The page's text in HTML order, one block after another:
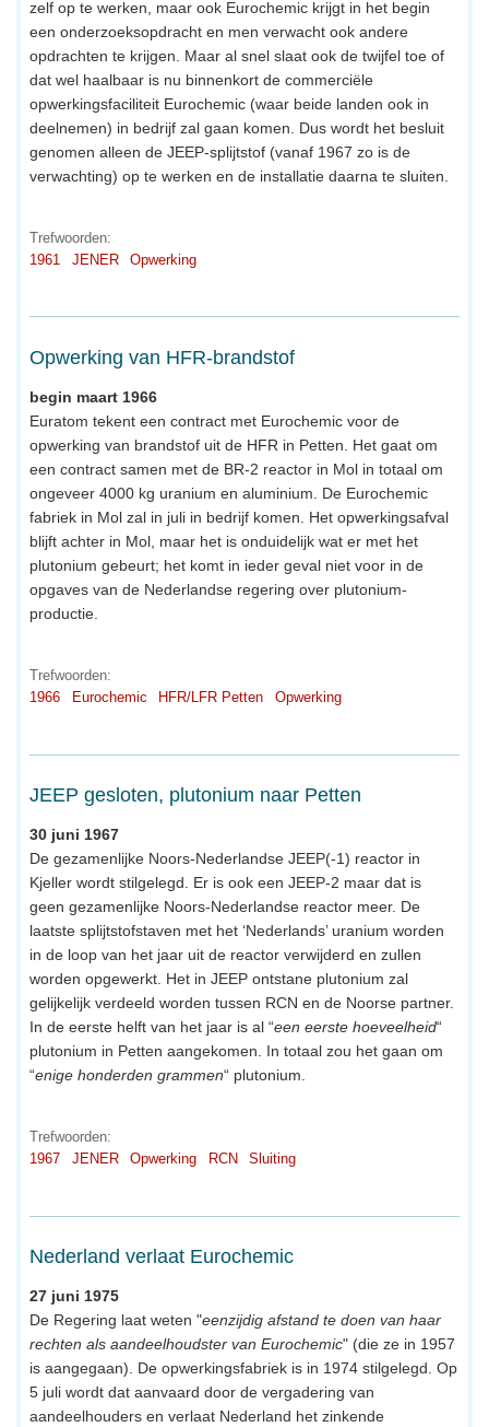
zelf op te werken, maar ook Eurochemic krijgt in het begin
een onderzoeksopdracht en men verwacht ook andere
opdrachten te krijgen. Maar al snel slaat ook de twijfel toe of
dat wel haalbaar is nu binnenkort de commerciële
opwerkingsfaciliteit Eurochemic (waar beide landen ook in
deelnemen) in bedrijf zal gaan komen. Dus wordt het besluit
genomen alleen de JEEP-splijtstof (vanaf 1967 zo is de
verwachting) op te werken en de installatie daarna te sluiten.
Trefwoorden:
1961
JENER Opwerking
Opwerking van HFR-brandstof
begin maart 1966
Euratom tekent een contract met Eurochemic voor de
opwerking van brandstof uit de HFR in Petten. Het gaat om
een contract samen met de BR-2 reactor in Mol in totaal om
ongeveer 4000 kg uranium en aluminium. De Eurochemic
fabriek in Mol zal in juli in bedrijf komen. Het opwerkingsafval
blijft achter in Mol, maar het is onduidelijk wat er met het
plutonium gebeurt; het komt in ieder geval niet voor in de
opgaves van de Nederlandse regering over plutonium-
productie.
Trefwoorden:
1966
Eurochemic HFR/LFR Petten Opwerking
JEEP gesloten, plutonium naar Petten
30 juni 1967
De gezamenlijke Noors-Nederlandse JEEP(-1) reactor in
Kjeller wordt stilgelegd. Er is ook een JEEP-2 maar dat is
geen gezamenlijke Noors-Nederlandse reactor meer. De
laatste splijtstofstaven met het ‘Nederlands’ uranium worden
in de loop van het jaar uit de reactor verwijderd en zullen
worden opgewerkt. Het in JEEP ontstane plutonium zal
gelijkelijk verdeeld worden tussen RCN en de Noorse partner.
In de eerste helft van het jaar is al “een eerste hoeveelheid“
plutonium in Petten aangekomen. In totaal zou het gaan om
“enige honderden grammen“ plutonium.
Trefwoorden:
1967
JENER Opwerking RCN Sluiting
Nederland verlaat Eurochemic
27 juni 1975
De Regering laat weten "eenzijdig afstand te doen van haar
rechten als aandeelhoudster van Eurochemic" (die ze in 1957
is aangegaan). De opwerkingsfabriek is in 1974 stilgelegd. Op
5 juli wordt dat aanvaard door de vergadering van
aandeelhouders en verlaat Nederland het zinkende